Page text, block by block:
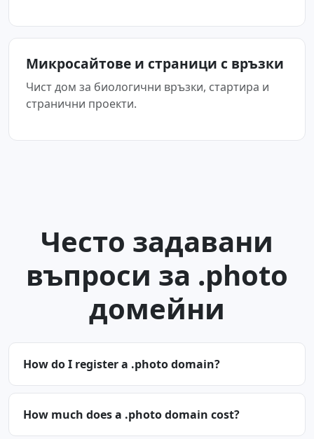
Микросайтове и страници с връзки
Чист дом за биологични връзки, стартира и
странични проекти.
Често задавани
въпроси за .photo
домейни
How do I register a .photo domain?
How much does a .photo domain cost?